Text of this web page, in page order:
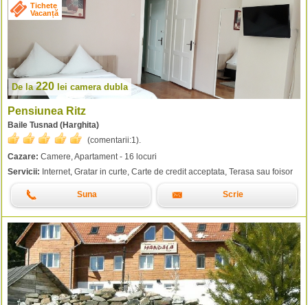
Tichete
Vacanță
De la220 lei camera dubla
Pensiunea Ritz
Baile Tusnad (Harghita)
(comentarii:1).
Cazare: Camere, Apartament - 16 locuri
Servicii: Internet, Gratar in curte, Carte de credit acceptata, Terasa sau foisor
Suna Scrie